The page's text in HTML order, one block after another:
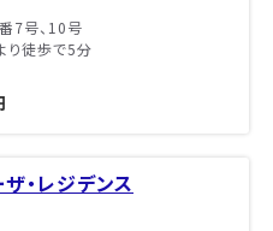
7号、10号
り徒歩で5分
・レジデンス